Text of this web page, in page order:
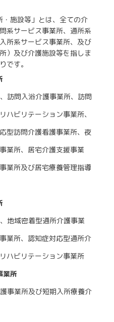
施設等」とは、全ての介
系サービス事業所、通所系
所系サービス事業所、及び
）及び介護施設等を指しま
です。
訪問入浴介護事業所、訪問
ハビリテーション事業所、
型訪問介護看護事業所、夜
業所、居宅介護支援事業
業所及び居宅療養管理指導
地域密着型通所介護事業
業所、認知症対応型通所介
ハビリテーション事業所
業所
事業所及び短期入所療養介